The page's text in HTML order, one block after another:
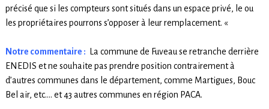
précisé que si les compteurs sont situés dans un espace privé, le ou
les propriétaires pourrons s’opposer à leur remplacement. «
Notre commentaire :
La commune de Fuveau se retranche derrière
ENEDIS et ne souhaite pas prendre position contrairement à
d’autres communes dans le département, comme Martigues, Bouc
Bel air, etc…. et 43 autres communes en région PACA.